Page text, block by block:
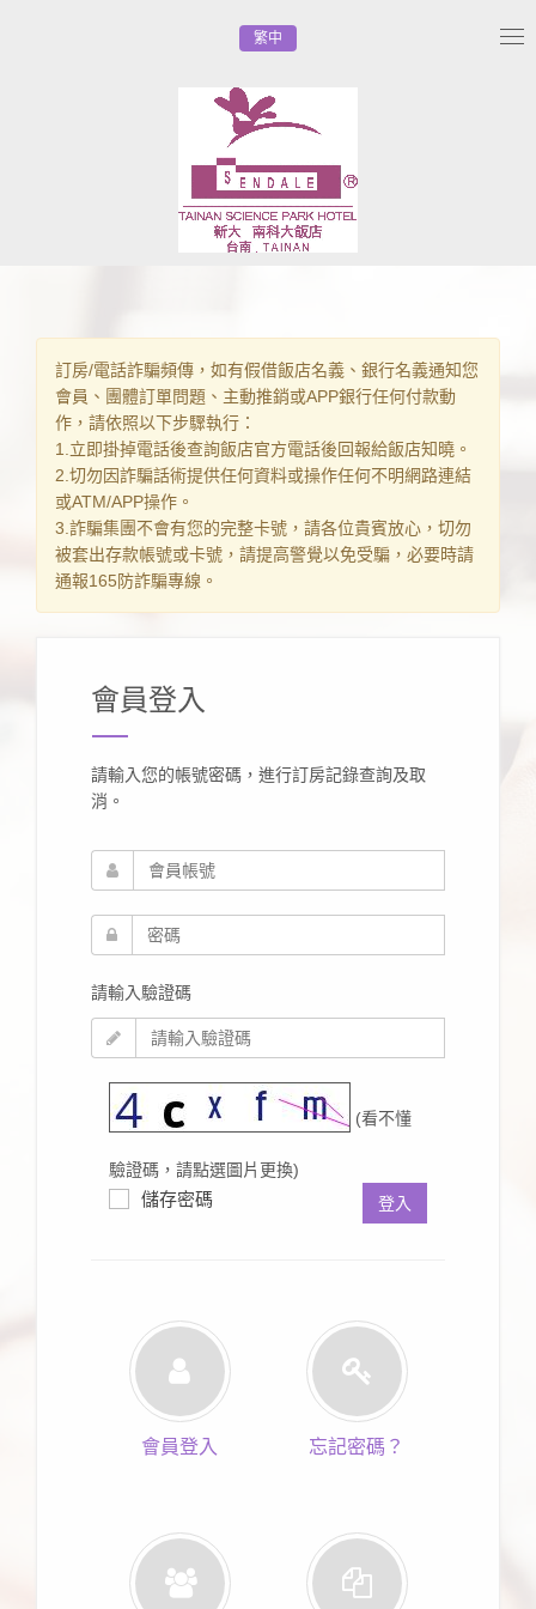
繁中
訂房/電話詐騙頻傳，如有假借飯店名義、銀行名義通知您
會員、團體訂單問題、主動推銷或APP銀行任何付款動
作，請依照以下步驟執行：
1.立即掛掉電話後查詢飯店官方電話後回報給飯店知曉。
2.切勿因詐騙話術提供任何資料或操作任何不明網路連結
或ATM/APP操作。
3.詐騙集團不會有您的完整卡號，請各位貴賓放心，切勿
被套出存款帳號或卡號，請提高警覺以免受騙，必要時請
通報165防詐騙專線。
會員登入
請輸入您的帳號密碼，進行訂房記錄查詢及取
消。
請輸入驗證碼
(看不懂
驗證碼，請點選圖片更換)
儲存密碼 登入
會員登入 忘記密碼？